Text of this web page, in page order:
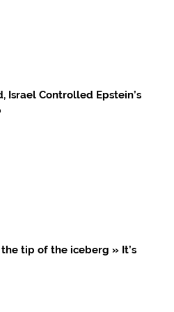
Israel Controlled Epstein’s
tip of the iceberg » It’s